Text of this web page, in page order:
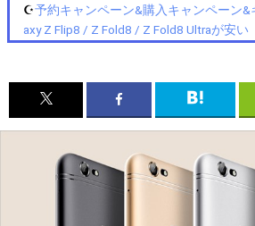
☪️予約キャンペーン&購入キャンペーン&
axy Z Flip8 / Z Fold8 / Z Fold8 Ultraが安い